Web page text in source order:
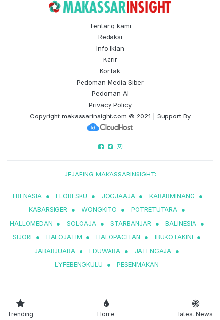
Tentang kami
Redaksi
Info Iklan
Karir
Kontak
Pedoman Media Siber
Pedoman AI
Privacy Policy
Copyright makassarinsight.com © 2021 | Support By
JEJARING MAKASSARINSIGHT:
TRENASIA ● FLORESKU ● JOGJAAJA ● KABARMINANG
●
KABARSIGER ● WONGKITO ● POTRETUTARA ●
HALLOMEDAN
● SOLOAJA ● STARBANJAR ● BALINESIA ●
SIJORI
● HALOJATIM ● HALOPACITAN ● IBUKOTAKINI
●
JABARJUARA ● EDUWARA ● JATENGAJA ●
LYFEBENGKULU
● PESENMAKAN
Trending Home latest News